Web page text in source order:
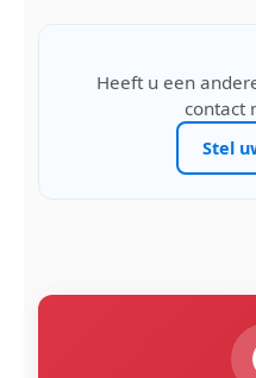
Heeft u een
contact
Stel